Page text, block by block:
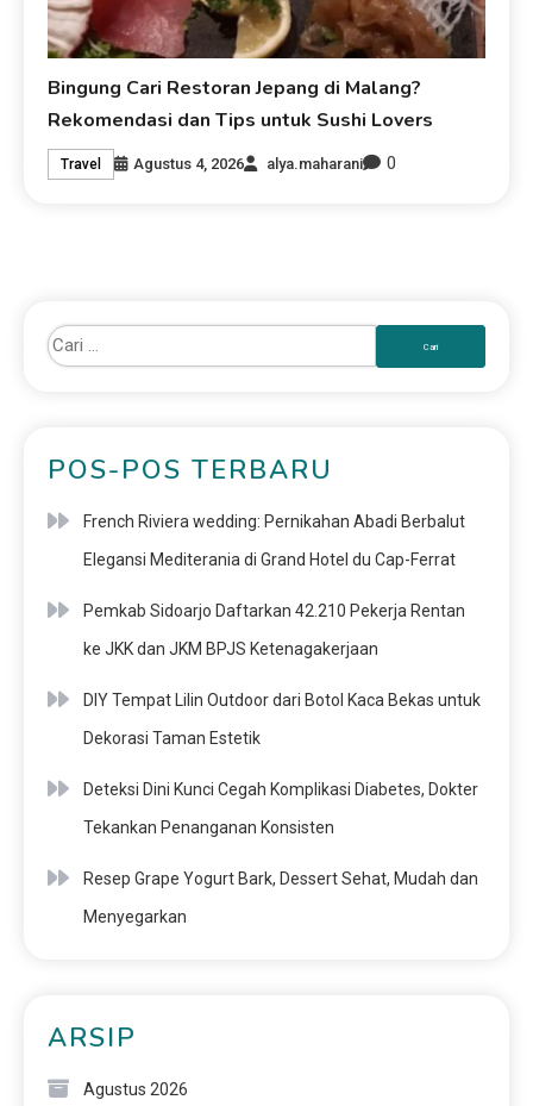
Bingung Cari Restoran Jepang di Malang?
Rekomendasi dan Tips untuk Sushi Lovers
Travel Agustus 4, 2026 alya.maharani 0
POS-POS TERBARU
French Riviera wedding: Pernikahan Abadi Berbalut
Elegansi Mediterania di Grand Hotel du Cap-Ferrat
Pemkab Sidoarjo Daftarkan 42.210 Pekerja Rentan
ke JKK dan JKM BPJS Ketenagakerjaan
DIY Tempat Lilin Outdoor dari Botol Kaca Bekas untuk
Dekorasi Taman Estetik
Deteksi Dini Kunci Cegah Komplikasi Diabetes, Dokter
Tekankan Penanganan Konsisten
Resep Grape Yogurt Bark, Dessert Sehat, Mudah dan
Menyegarkan
ARSIP
Agustus 2026